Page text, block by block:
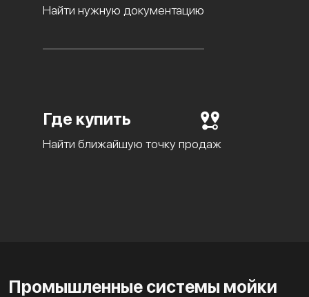
Найти нужную документацию
Где купить
Найти ближайшую точку продаж
Промышленные системы мойки